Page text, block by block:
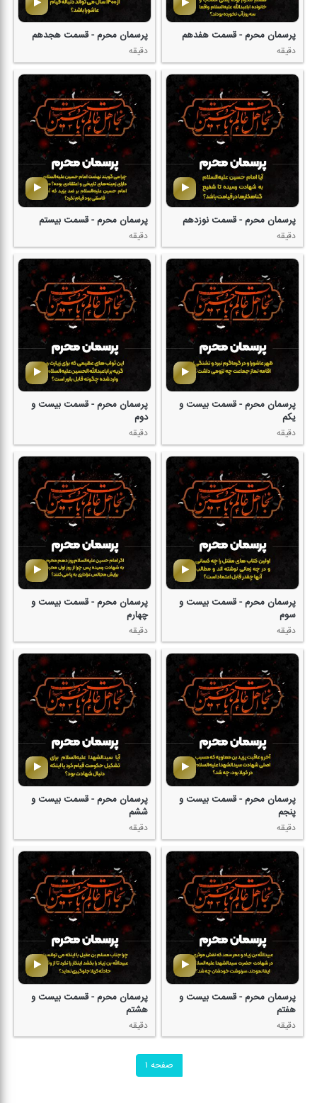
پرسمان محرم - قسمت هفدهم
دقیقه
پرسمان محرم - قسمت هجدهم
دقیقه
پرسمان محرم - قسمت نوزدهم
دقیقه
پرسمان محرم - قسمت بیستم
دقیقه
پرسمان محرم - قسمت بیست و
یكم
دقیقه
پرسمان محرم - قسمت بیست و
دوم
دقیقه
پرسمان محرم - قسمت بیست و
سوم
دقیقه
پرسمان محرم - قسمت بیست و
چهارم
دقیقه
پرسمان محرم - قسمت بیست و
پنجم
دقیقه
پرسمان محرم - قسمت بیست و
ششم
دقیقه
پرسمان محرم - قسمت بیست و
هفتم
دقیقه
پرسمان محرم - قسمت بیست و
هشتم
دقیقه
صفحه ۱